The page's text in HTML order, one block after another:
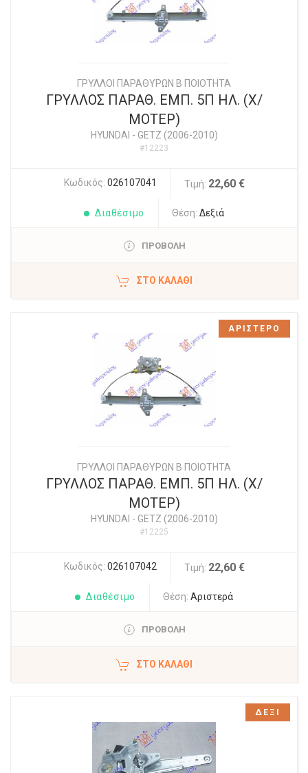
ΓΡΥΛΛΟΙ ΠΑΡΑΘΥΡΩΝ Β ΠΟΙΟΤΗΤΑ
ΓΡΥΛΛΟΣ ΠΑΡΑΘ. ΕΜΠ. 5Π ΗΛ. (Χ/
ΜΟΤΕΡ)
HYUNDAI - GETZ (2006-2010)
#12223
Κωδικός: 026107041 Τιμή: 22,60 €
Διαθέσιμο Θέση: Δεξιά
ΠΡΟΒΟΛΗ
ΣΤΟ ΚΑΛΆΘΙ
ΓΡΥΛΛΟΙ ΠΑΡΑΘΥΡΩΝ Β ΠΟΙΟΤΗΤΑ
ΓΡΥΛΛΟΣ ΠΑΡΑΘ. ΕΜΠ. 5Π ΗΛ. (Χ/
ΜΟΤΕΡ)
HYUNDAI - GETZ (2006-2010)
#12225
Κωδικός: 026107042 Τιμή: 22,60 €
Διαθέσιμο Θέση: Αριστερά
ΠΡΟΒΟΛΗ
ΣΤΟ ΚΑΛΆΘΙ
ΑΡΙΣΤΕΡΟ
ΔΕΞΙ